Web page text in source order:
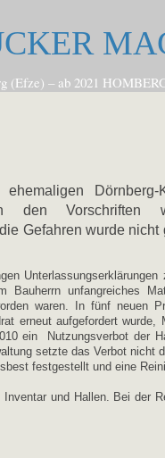
(Efze) – ab 2021
Dörnberg-
den Vorschriften
Gefahren wurde nicht
Unterlassungserklärungen
Bauherrn unfangreiches
waren. In fünf neuen
erneut aufgefordert wurde,
ein
Nutzungsverbot der
setzte das Verbot nicht
festgestellt und eine
und Hallen. Bei der